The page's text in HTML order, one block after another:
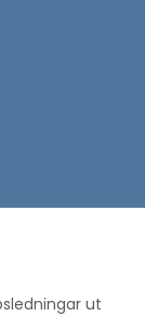
ut